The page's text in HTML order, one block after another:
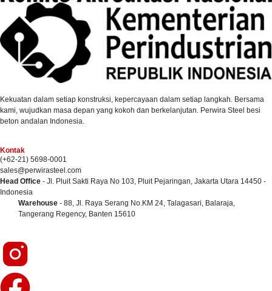
Kekuatan dalam setiap konstruksi, kepercayaan dalam setiap langkah. Bersama
kami, wujudkan masa depan yang kokoh dan berkelanjutan. Perwira Steel besi
beton andalan Indonesia.
Kontak
(+62-21) 5698-0001
sales@perwirasteel.com
Head Office - Jl. Pluit Sakti Raya No 103, Pluit Pejaringan, Jakarta Utara 14450 -
Indonesia
Warehouse - 88, Jl. Raya Serang No.KM 24, Talagasari, Balaraja,
Tangerang Regency, Banten 15610